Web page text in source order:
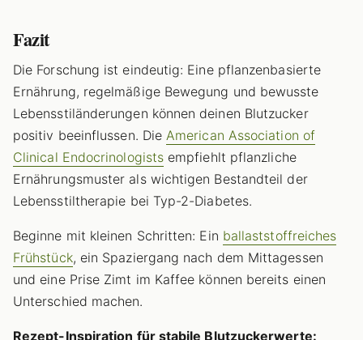
Fazit
Die Forschung ist eindeutig: Eine pflanzenbasierte
Ernährung, regelmäßige Bewegung und bewusste
Lebensstiländerungen können deinen Blutzucker
positiv beeinflussen. Die American Association of
Clinical Endocrinologists empfiehlt pflanzliche
Ernährungsmuster als wichtigen Bestandteil der
Lebensstiltherapie bei Typ-2-Diabetes.
Beginne mit kleinen Schritten: Ein ballaststoffreiches
Frühstück, ein Spaziergang nach dem Mittagessen
und eine Prise Zimt im Kaffee können bereits einen
Unterschied machen.
Rezept-Inspiration für stabile Blutzuckerwerte: